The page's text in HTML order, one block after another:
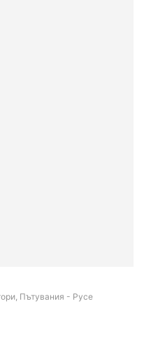
Пътувания - Русе